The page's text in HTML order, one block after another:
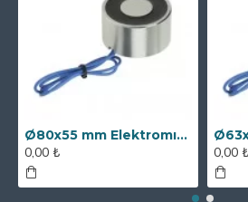
Ø80x55 mm Elektromıknatıs - 250 kg Çekim Gücü
0,00 ₺ 0,00 ₺